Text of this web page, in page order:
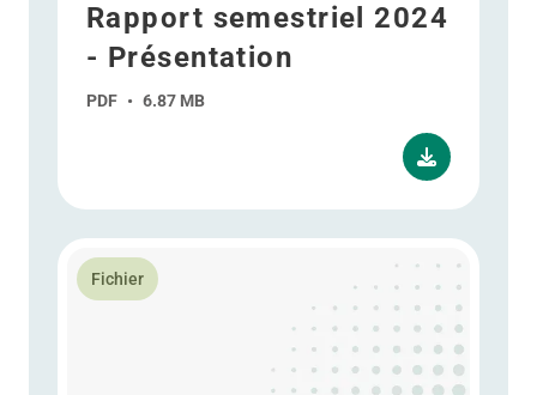
Rapport semestriel 2024
- Présentation
PDF • 6.87 MB
Fichier
En savoir plus Résultats pour le Q1 2024 -